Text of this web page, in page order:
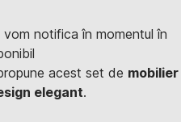
notifica în momentul în
acest set de mobilier
elegant.